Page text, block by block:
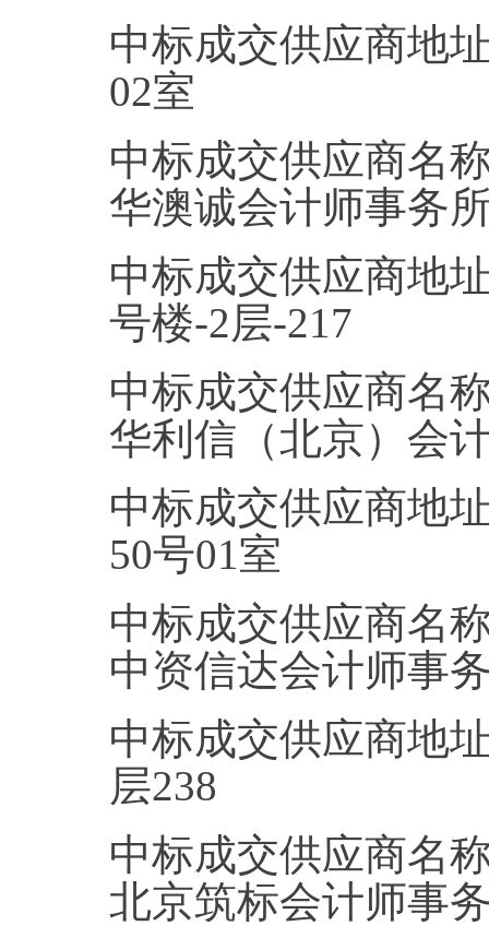
中标成交供应商地
02室
中标成交供应商名
华澳诚会计师事务
中标成交供应商地
号楼-2层-217
中标成交供应商名
华利信（北京）会
中标成交供应商地
50号01室
中标成交供应商名
中资信达会计师事
中标成交供应商地
层238
中标成交供应商名
北京筑标会计师事